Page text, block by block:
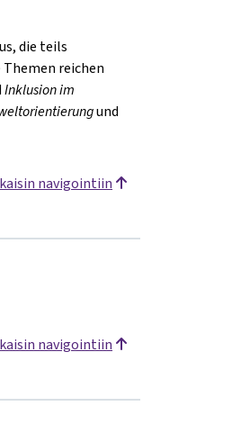
die teils
reichen
Inklusionim
und
navigointiin
navigointiin